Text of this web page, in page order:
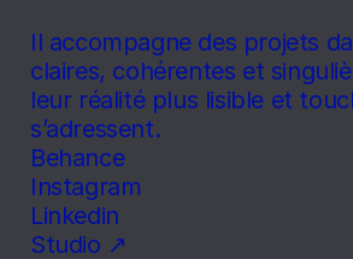
Il accompagne des projets
claires, cohérentes et
leur réalité plus lisible et
s’adressent.
Behance
Instagram
Linkedin
Studio ↗